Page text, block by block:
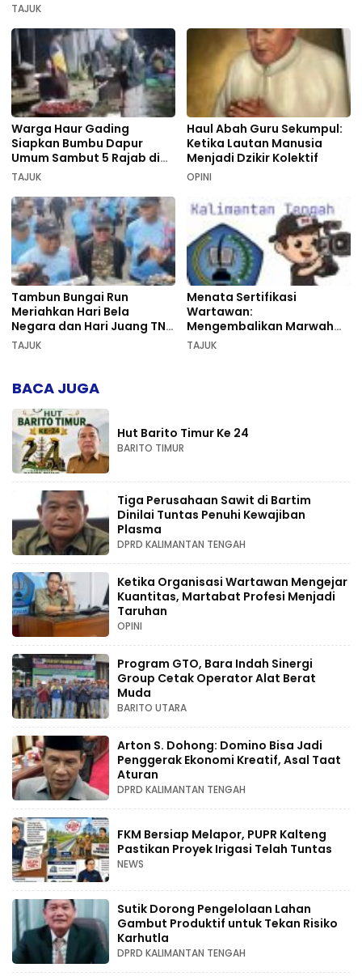
TAJUK
Warga Haur Gading
Siapkan Bumbu Dapur
Umum Sambut 5 Rajab di
Sekumpul
TAJUK
Haul Abah Guru Sekumpul:
Ketika Lautan Manusia
Menjadi Dzikir Kolektif
OPINI
Tambun Bungai Run
Meriahkan Hari Bela
Negara dan Hari Juang TNI
AD di Palangka Raya
TAJUK
Menata Sertifikasi
Wartawan:
Mengembalikan Marwah
Pers dan Keadilan
TAJUK
BACA JUGA
Hut Barito Timur Ke 24
BARITO TIMUR
Tiga Perusahaan Sawit di Bartim
Dinilai Tuntas Penuhi Kewajiban
Plasma
DPRD KALIMANTAN TENGAH
Ketika Organisasi Wartawan Mengejar
Kuantitas, Martabat Profesi Menjadi
Taruhan
OPINI
Program GTO, Bara Indah Sinergi
Group Cetak Operator Alat Berat
Muda
BARITO UTARA
Arton S. Dohong: Domino Bisa Jadi
Penggerak Ekonomi Kreatif, Asal Taat
Aturan
DPRD KALIMANTAN TENGAH
FKM Bersiap Melapor, PUPR Kalteng
Pastikan Proyek Irigasi Telah Tuntas
NEWS
Sutik Dorong Pengelolaan Lahan
Gambut Produktif untuk Tekan Risiko
Karhutla
DPRD KALIMANTAN TENGAH